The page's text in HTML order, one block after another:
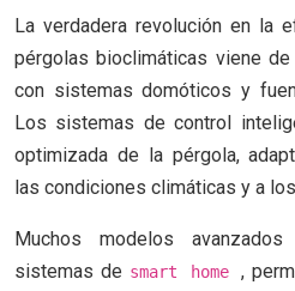
La verdadera revolución en la
pérgolas bioclimáticas viene
con sistemas domóticos y
Los sistemas de control
optimizada de la pérgola,
las condiciones climáticas y a
Muchos modelos
sistemas de smart home ,